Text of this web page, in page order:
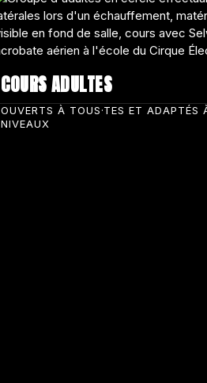
COURS ADULTES
OUVERTS À TOUS·TES ET ADAPTÉS
NIVEAUX